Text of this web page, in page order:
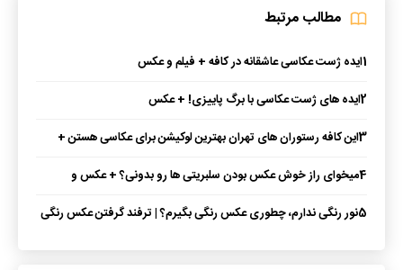
مطالب مرتبط
1ایده ژست عکاسی عاشقانه در کافه + فیلم و عکس
2ایده های ژست عکاسی با برگ پاییزی! + عکس
3این کافه رستوران های تهران بهترین لوکیشن برای عکاسی هستن +
4میخوای راز خوش عکس بودن سلبریتی ها رو بدونی؟ + عکس و
5نور رنگی ندارم، چطوری عکس رنگی بگیرم؟ | ترفند گرفتن عکس رنگی